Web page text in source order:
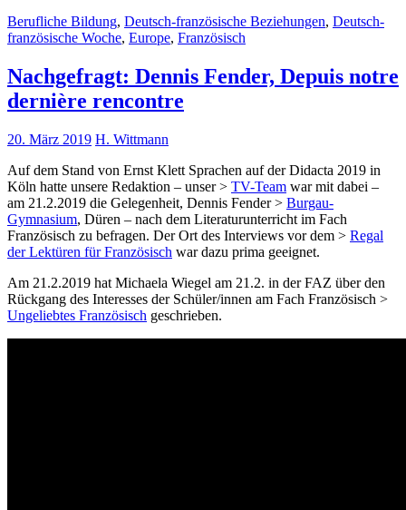
Berufliche Bildung, Deutsch-französische Beziehungen, Deutsch-
französische Woche, Europe, Französisch
Nachgefragt: Dennis Fender, Depuis notre
dernière rencontre
20. März 2019 H. Wittmann
Auf dem Stand von Ernst Klett Sprachen auf der Didacta 2019 in
Köln hatte unsere Redaktion – unser > TV-Team war mit dabei –
am 21.2.2019 die Gelegenheit, Dennis Fender > Burgau-
Gymnasium, Düren – nach dem Literaturunterricht im Fach
Französisch zu befragen. Der Ort des Interviews vor dem > Regal
der Lektüren für Französisch war dazu prima geeignet.
Am 21.2.2019 hat Michaela Wiegel am 21.2. in der FAZ über den
Rückgang des Interesses der Schüler/innen am Fach Französisch >
Ungeliebtes Französisch geschrieben.